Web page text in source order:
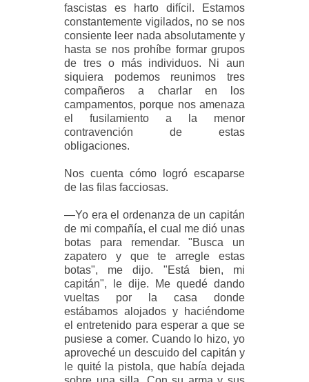
fascistas es harto difícil. Estamos
constantemente vigilados, no se nos
consiente leer nada absolutamente y
hasta se nos prohíbe formar grupos
de tres o más individuos. Ni aun
siquiera podemos reunimos tres
compañeros a charlar en los
campamentos, porque nos amenaza
el fusilamiento a la menor
contravención de estas
obligaciones.
Nos cuenta cómo logró escaparse
de las filas facciosas.
—Yo era el ordenanza de un capitán
de mi compañía, el cual me dió unas
botas para remendar. "Busca un
zapatero y que te arregle estas
botas", me dijo. "Está bien, mi
capitán", le dije. Me quedé dando
vueltas por la casa donde
estábamos alojados y haciéndome
el entretenido para esperar a que se
pusiese a comer. Cuando lo hizo, yo
aproveché un descuido del capitán y
le quité la pistola, que había dejada